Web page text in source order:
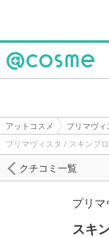
アットコスメ プリマヴィ
プリマヴィスタ / スキン
クチコミ一覧
プリマ
スキ